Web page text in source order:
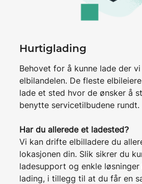
Hurtiglading
Behovet for å kunne lade der
elbilandelen. De fleste
lade et sted hvor de ønsker å
benytte servicetilbudene rundt.
Har du allerede et ladested?
Vi kan drifte elbilladere du
lokasjonen din. Slik sikrer du
ladesupport og enkle
lading, i tillegg til at du får en